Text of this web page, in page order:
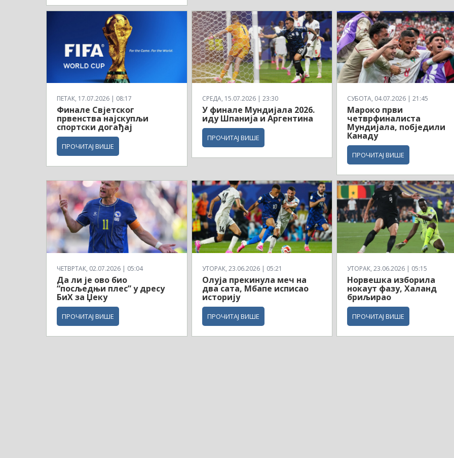
ПЕТАК, 17.07.2026 | 08:17
Финале Свјетског
првенства најскупљи
спортски догађај
ПРОЧИТАЈ ВИШЕ
СРЕДА, 15.07.2026 | 23:30
У финале Мундијала 2026.
иду Шпанија и Аргентина
ПРОЧИТАЈ ВИШЕ
СУБОТА, 04.07.2026 | 21:45
Мароко први
четврфиналиста
Мундијала, побједили
Канаду
ПРОЧИТАЈ ВИШЕ
ЧЕТВРТАК, 02.07.2026 | 05:04
Да ли је ово био
“посљедњи плес” у дресу
БиХ за Џеку
ПРОЧИТАЈ ВИШЕ
УТОРАК, 23.06.2026 | 05:21
Олуја прекинула меч на
два сата, Мбапе исписао
историју
ПРОЧИТАЈ ВИШЕ
УТОРАК, 23.06.2026 | 05:15
Норвешка изборила
нокаут фазу, Халанд
бриљирао
ПРОЧИТАЈ ВИШЕ